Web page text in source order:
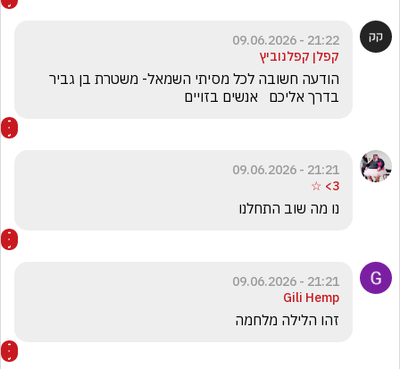
21:22 - 09.06.2026
קפלן קפלנוביץ
בדרך אליכם   אנשים בזויים
21:21 - 09.06.2026
3> ☆
נו מה שוב התחלנו
21:21 - 09.06.2026
Gili Hemp
זהו הלילה מלחמה